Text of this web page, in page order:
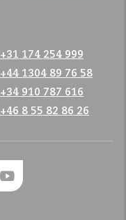
+31 174 254 999
+44 1304 89 76 58
+34 910 787 616
+46 8 55 82 86 26